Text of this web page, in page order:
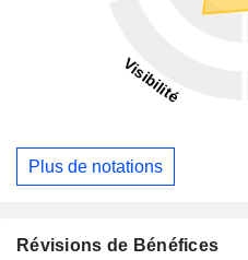
Plus de notations
Révisions de Bénéfices